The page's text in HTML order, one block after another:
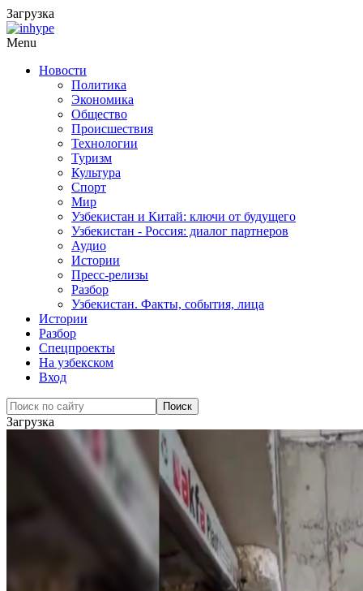
Загрузка
Menu
Новости
Политика
Экономика
Общество
Происшествия
Технологии
Туризм
Культура
Спорт
Мир
Узбекистан и Китай: ключи от будущего
Узбекистан - Россия: диалог партнеров
Аудио
Истории
Пресс-релизы
Разбор
Узбекистан. Факты, события, лица
Истории
Разбор
Спецпроекты
На узбекском
Вход
Загрузка